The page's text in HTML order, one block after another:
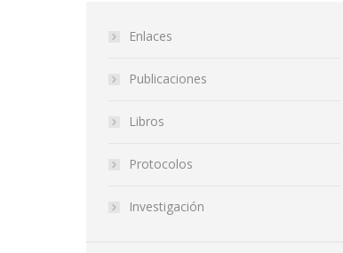
Enlaces
Publicaciones
Libros
Protocolos
Investigación